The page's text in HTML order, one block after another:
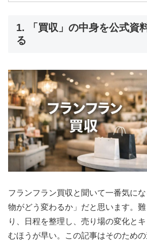
1. 「買収」の中身を公式資
る
フランフラン買収と聞いて一番気に
物がどう変わるか」だと思います。
り、日程を整理し、売り場の変化と
むほうが早い。この記事はそのため